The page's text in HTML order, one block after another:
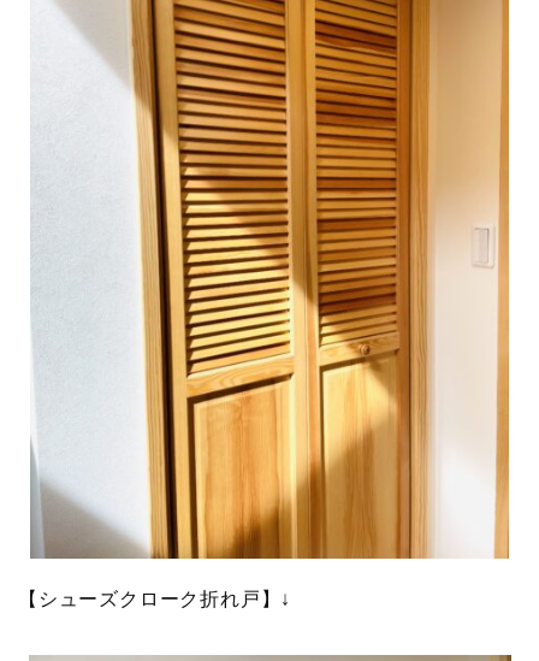
【シューズクローク折れ戸】↓